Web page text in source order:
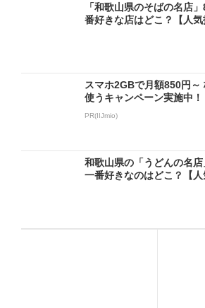
「和歌山県のそばの名店
番好きな店はどこ？【人気
スマホ2GBで月額850円～
使うキャンペーン実施中！
PR(IIJmio)
和歌山県の「うどんの名
一番好きなのはどこ？【人